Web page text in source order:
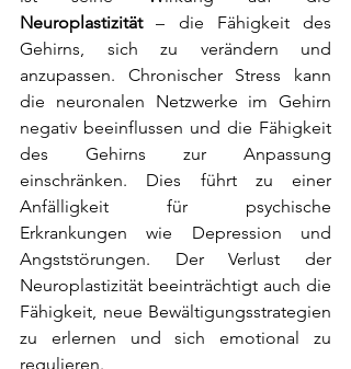
Neuroplastizität – die Fähigkeit des
Gehirns, sich zu verändern und
anzupassen. Chronischer Stress kann
die neuronalen Netzwerke im Gehirn
negativ beeinflussen und die Fähigkeit
des Gehirns zur Anpassung
einschränken. Dies führt zu einer
Anfälligkeit für psychische
Erkrankungen wie Depression und
Angststörungen. Der Verlust der
Neuroplastizität beeinträchtigt auch die
Fähigkeit, neue Bewältigungsstrategien
zu erlernen und sich emotional zu
regulieren.